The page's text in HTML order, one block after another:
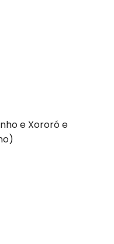
e Xororó e